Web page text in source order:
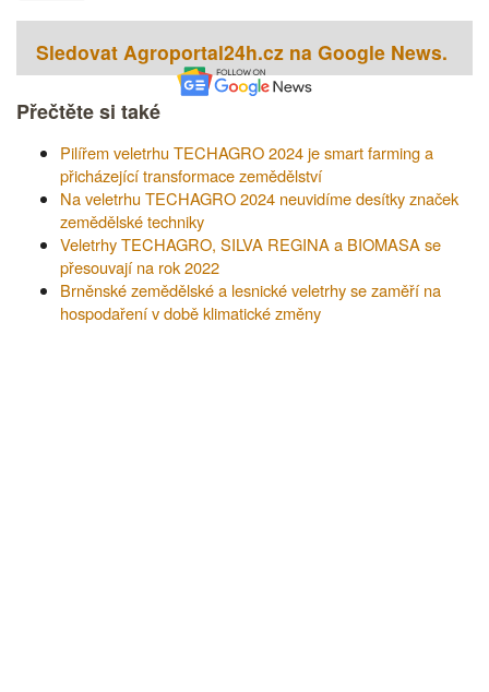
Sledovat Agroportal24h.cz na Google News.
Přečtěte si také
Pilířem veletrhu TECHAGRO 2024 je smart farming a
přicházející transformace zemědělství
Na veletrhu TECHAGRO 2024 neuvidíme desítky značek
zemědělské techniky
Veletrhy TECHAGRO, SILVA REGINA a BIOMASA se
přesouvají na rok 2022
Brněnské zemědělské a lesnické veletrhy se zaměří na
hospodaření v době klimatické změny